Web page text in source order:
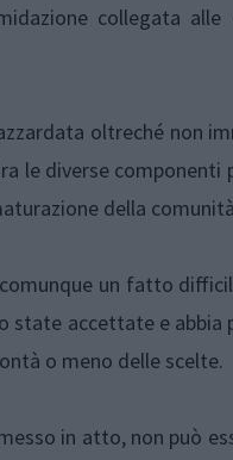
collegata alle
oltreché non
le diverse componenti
della
un fatto
state accettate e abbia
o meno delle scelte.
in atto, non può